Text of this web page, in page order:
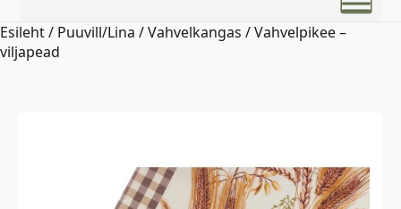
Esileht/ Puuvill/Lina /Vahvelkangas / Vahvelpikee –
viljapead